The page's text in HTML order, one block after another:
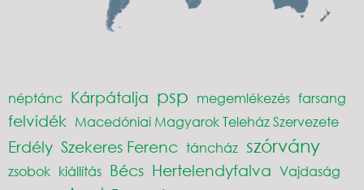
néptánc Kárpátalja psp megemlékezés farsang
felvidék Macedóniai Magyarok Teleház Szervezete
Erdély Szekeres Ferenc táncház szórvány
zsobok kiállítás Bécs Hertelendyfalva Vajdaság